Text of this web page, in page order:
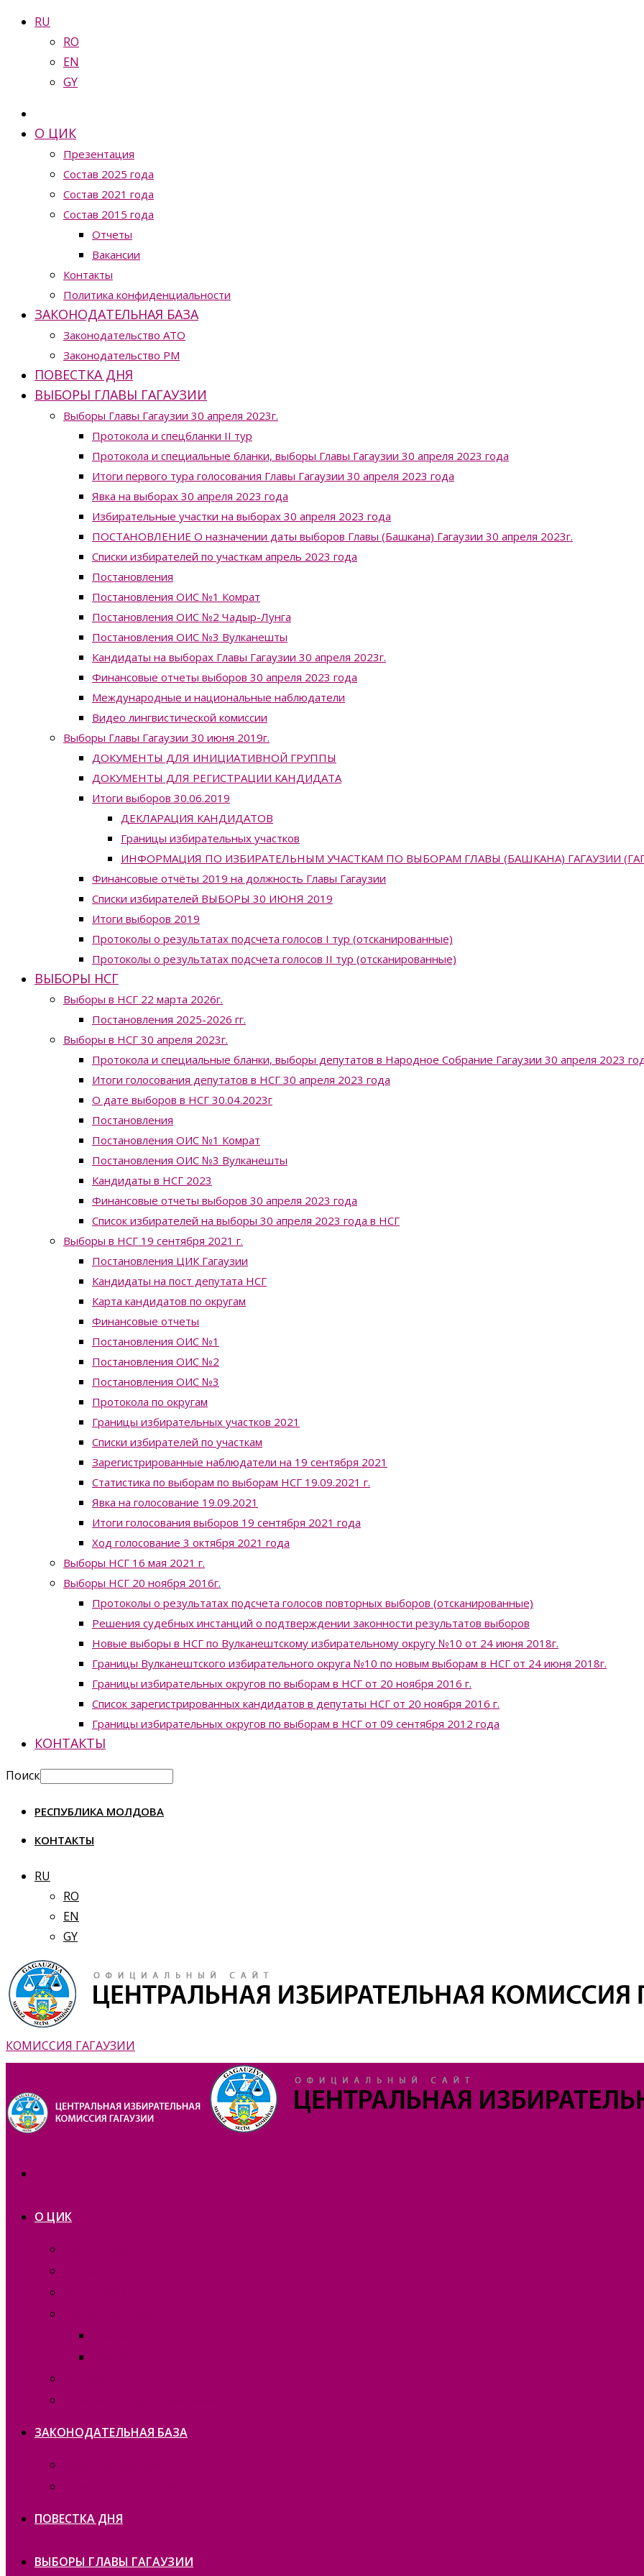
RU
RO
EN
GY
О ЦИК
Презентация
Состав 2025 года
Состав 2021 года
Состав 2015 года
Отчеты
Вакансии
Контакты
Политика конфиденциальности
ЗАКОНОДАТЕЛЬНАЯ БАЗА
Законодательство ATO
Законодательство РМ
ПОВЕСТКА ДНЯ
ВЫБОРЫ ГЛАВЫ ГАГАУЗИИ
Выборы Главы Гагаузии 30 апреля 2023г.
Протокола и спецбланки II тур
Протокола и специальные бланки, выборы Главы Гагаузии 30 апреля 2023 года
Итоги первого тура голосования Главы Гагаузии 30 апреля 2023 года
Явка на выборах 30 апреля 2023 года
Избирательные участки на выборах 30 апреля 2023 года
ПОСТАНОВЛЕНИЕ О назначении даты выборов Главы (Башкана) Гагаузии 30 апреля 2023г.
Списки избирателей по участкам апрель 2023 года
Постановления
Постановления ОИС №1 Комрат
Постановления ОИС №2 Чадыр-Лунга
Постановления ОИС №3 Вулканешты
Кандидаты на выборах Главы Гагаузии 30 апреля 2023г.
Финансовые отчеты выборов 30 апреля 2023 года
Международные и национальные наблюдатели
Видео лингвистической комиссии
Выборы Главы Гагаузии 30 июня 2019г.
ДОКУМЕНТЫ ДЛЯ ИНИЦИАТИВНОЙ ГРУППЫ
ДОКУМЕНТЫ ДЛЯ РЕГИСТРАЦИИ КАНДИДАТА
Итоги выборов 30.06.2019
ДЕКЛАРАЦИЯ КАНДИДАТОВ
Границы избирательных участков
ИНФОРМАЦИЯ ПО ИЗБИРАТЕЛЬНЫМ УЧАСТКАМ ПО ВЫБОРАМ ГЛАВЫ (БАШКАНА) ГАГАУЗИИ
Финансовые отчёты 2019 на должность Главы Гагаузии
Списки избирателей ВЫБОРЫ 30 ИЮНЯ 2019
Итоги выборов 2019
Протоколы о результатах подсчета голосов I тур (отсканированные)
Протоколы о результатах подсчета голосов II тур (отсканированные)
ВЫБОРЫ НСГ
Выборы в НСГ 22 марта 2026г.
Постановления 2025-2026 гг.
Выборы в НСГ 30 апреля 2023г.
Протокола и специальные бланки, выборы депутатов в Народное Собрание Гагаузии 30 апреля 2023
Итоги голосования депутатов в НСГ 30 апреля 2023 года
О дате выборов в НСГ 30.04.2023г
Постановления
Постановления ОИС №1 Комрат
Постановления ОИС №3 Вулканешты
Кандидаты в НСГ 2023
Финансовые отчеты выборов 30 апреля 2023 года
Список избирателей на выборы 30 апреля 2023 года в НСГ
Выборы в НСГ 19 сентября 2021 г.
Постановления ЦИК Гагаузии
Кандидаты на пост депутата НСГ
Карта кандидатов по округам
Финансовые отчеты
Постановления ОИС №1
Постановления ОИС №2
Постановления ОИС №3
Протокола по округам
Границы избирательных участков 2021
Списки избирателей по участкам
Зарегистрированные наблюдатели на 19 сентября 2021
Статистика по выборам по выборам НСГ 19.09.2021 г.
Явка на голосование 19.09.2021
Итоги голосования выборов 19 сентября 2021 года
Ход голосование 3 октября 2021 года
Выборы НСГ 16 мая 2021 г.
Выборы НСГ 20 ноября 2016г.
Протоколы о результатах подсчета голосов повторных выборов (отсканированные)
Решения судебных инстанций о подтверждении законности результатов выборов
Новые выборы в НСГ по Вулканештскому избирательному округу №10 от 24 июня 2018г.
Границы Вулканештского избирательного округа №10 по новым выборам в НСГ от 24 июня 2018г.
Границы избирательных округов по выборам в НСГ от 20 ноября 2016 г.
Список зарегистрированных кандидатов в депутаты НСГ от 20 ноября 2016 г.
Границы избирательных округов по выборам в НСГ от 09 сентября 2012 года
КОНТАКТЫ
Поиск
РЕСПУБЛИКА МОЛДОВА
КОНТАКТЫ
RU
RO
EN
GY
КОМИССИЯ ГАГАУЗИИ
О ЦИК
ЗАКОНОДАТЕЛЬНАЯ БАЗА
ПОВЕСТКА ДНЯ
ВЫБОРЫ ГЛАВЫ ГАГАУЗИИ